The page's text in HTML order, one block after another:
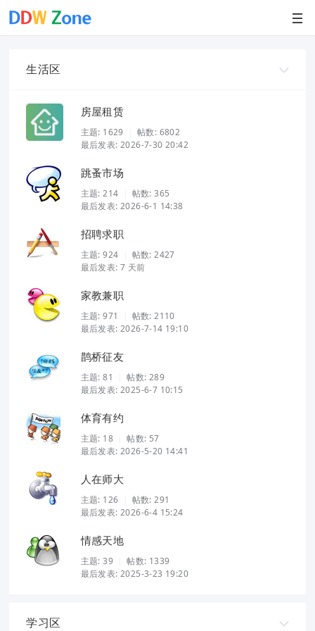
生活区
房屋租赁
主题: 1629
帖数: 6802
最后发表: 2026-7-30 20:42
跳蚤市场
主题:214
帖数: 365
最后发表: 2026-6-1 14:38
招聘求职
主题:924
帖数: 2427
最后发表: 7 天前
家教兼职
主题:971
帖数: 2110
最后发表: 2026-7-14 19:10
鹊桥征友
主题:81
帖数: 289
最后发表: 2025-6-7 10:15
体育有约
主题: 18
帖数: 57
最后发表: 2026-5-20 14:41
人在师大
主题: 126
帖数: 291
最后发表: 2026-6-4 15:24
情感天地
主题:39
帖数: 1339
最后发表: 2025-3-23 19:20
学习区